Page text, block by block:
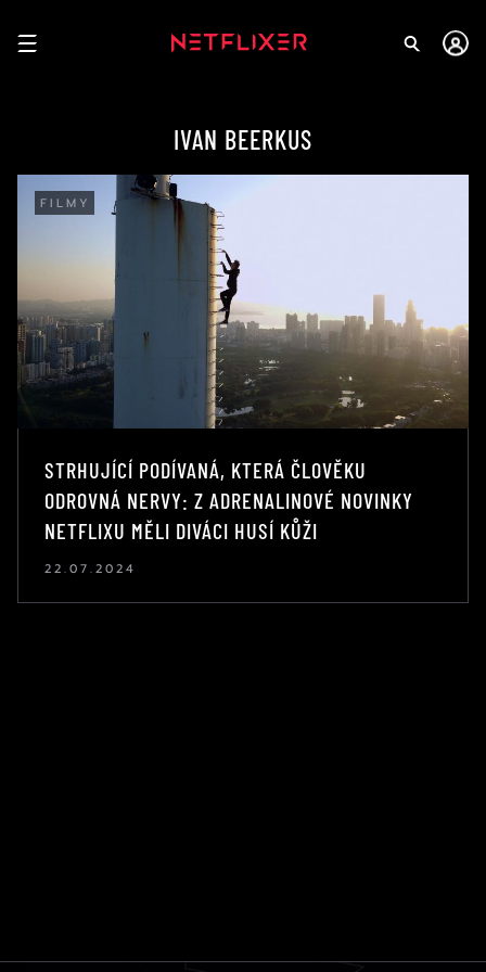
IVAN BEERKUS
FILMY
STRHUJÍCÍ PODÍVANÁ, KTERÁ ČLOVĚKU
ODROVNÁ NERVY: Z ADRENALINOVÉ NOVINKY
NETFLIXU MĚLI DIVÁCI HUSÍ KŮŽI
22.07.2024